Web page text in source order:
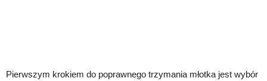
Pierwszym krokiem do poprawnego trzymania młotka jest wybór